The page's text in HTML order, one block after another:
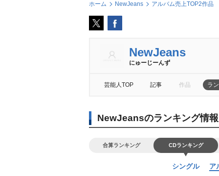
ホーム NewJeans アルバム売上TOP2作品
NewJeans
にゅーじーんず
芸能人TOP 記事 作品 ラ
NewJeansのランキング情報
合算ランキング CDランキング
シングル ア